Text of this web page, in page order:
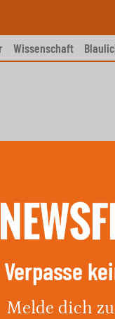
Wissenschaft
Verpasse
Melde dich